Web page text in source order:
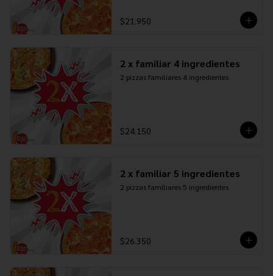
$21.950
2 x familiar 4 ingredientes
2 pizzas familiares 4 ingredientes
$24.150
2 x familiar 5 ingredientes
2 pizzas familiares 5 ingredientes
$26.350